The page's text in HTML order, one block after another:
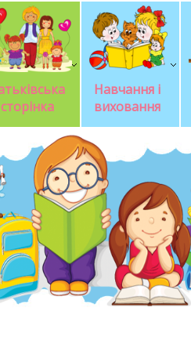
сторінка
Навчання і
виховання